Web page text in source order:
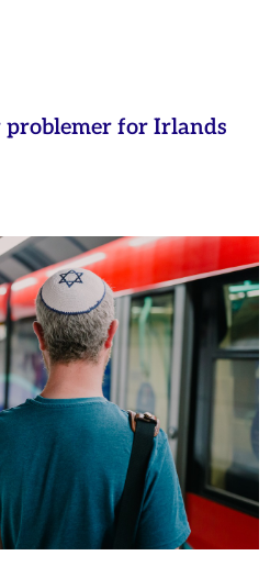
for Irlands